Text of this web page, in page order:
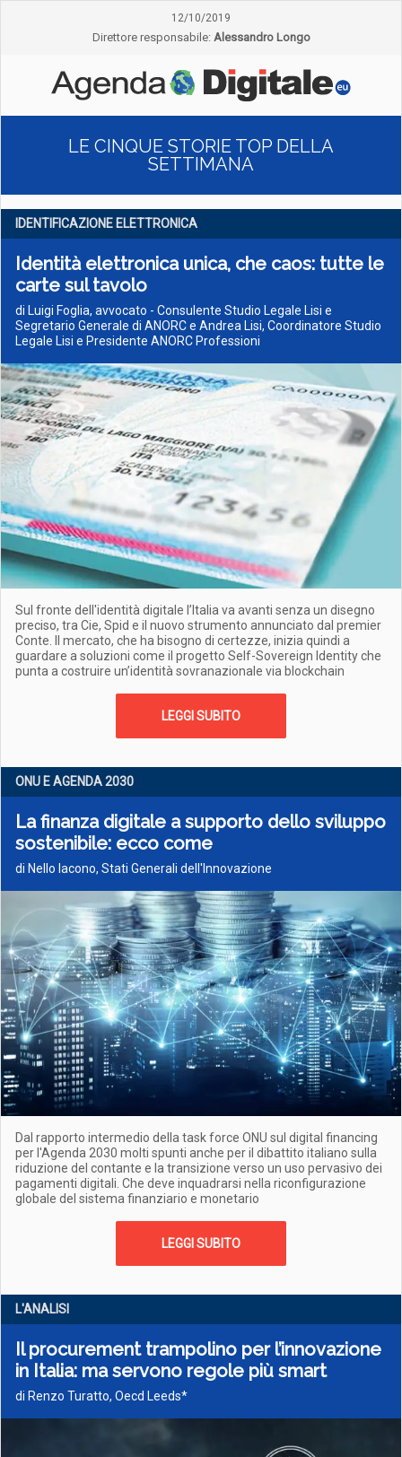
12/10/2019
Direttore responsabile: Alessandro Longo
LE CINQUE STORIE TOP DELLA
SETTIMANA
IDENTIFICAZIONE ELETTRONICA
Identità elettronica unica, che caos: tutte le
carte sul tavolo
di Luigi Foglia, avvocato - Consulente Studio Legale Lisi e
Segretario Generale di ANORC e Andrea Lisi, Coordinatore Studio
Legale Lisi e Presidente ANORC Professioni
Sul fronte dell'identità digitale l’Italia va avanti senza un disegno
preciso, tra Cie, Spid e il nuovo strumento annunciato dal premier
Conte. Il mercato, che ha bisogno di certezze, inizia quindi a
guardare a soluzioni come il progetto Self-Sovereign Identity che
punta a costruire un’identità sovranazionale via blockchain
LEGGI SUBITO
ONU E AGENDA 2030
La finanza digitale a supporto dello sviluppo
sostenibile: ecco come
di Nello Iacono, Stati Generali dell'Innovazione
Dal rapporto intermedio della task force ONU sul digital financing
per l'Agenda 2030 molti spunti anche per il dibattito italiano sulla
riduzione del contante e la transizione verso un uso pervasivo dei
pagamenti digitali. Che deve inquadrarsi nella riconfigurazione
globale del sistema finanziario e monetario
LEGGI SUBITO
L'ANALISI
Il procurement trampolino per l’innovazione
in Italia: ma servono regole più smart
di Renzo Turatto, Oecd Leeds*